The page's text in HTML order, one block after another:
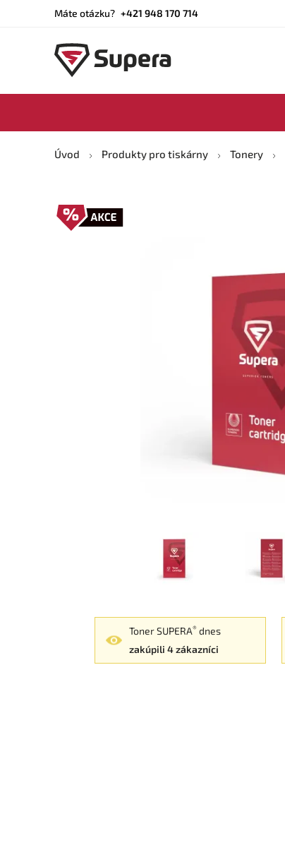
Máte otázku? +421 948 170 714
Úvod Produkty pro tiskárny Tonery
Toner SUPERA® dnes
zakúpili 4 zákazníci